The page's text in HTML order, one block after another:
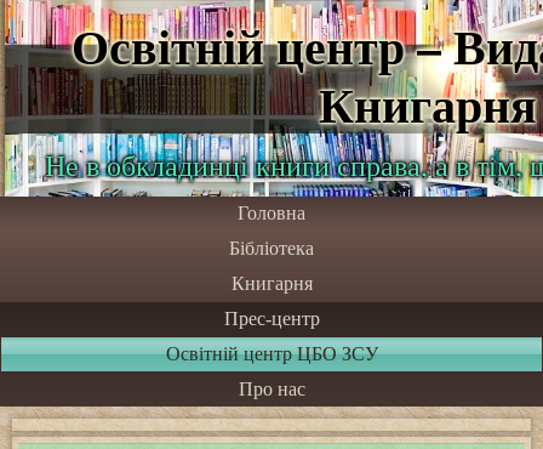
Освітній центр –
Книгарня
Не в обкладинці книги справа, а в
Головна
Бібліотека
Книгарня
Прес-центр
Освітній центр ЦБО ЗСУ
Про нас